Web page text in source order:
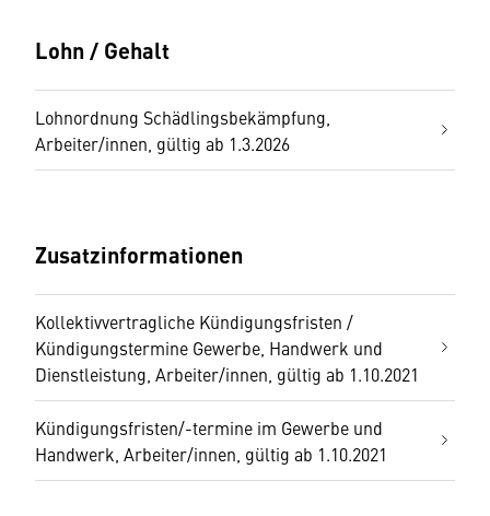
Lohn / Gehalt
Lohnordnung Schädlingsbekämpfung,
Arbeiter/innen, gültig ab 1.3.2026
Zusatzinformationen
Kollektivvertragliche Kündigungsfristen /
Kündigungstermine Gewerbe, Handwerk und
Dienstleistung, Arbeiter/innen, gültig ab 1.10.2021
Kündigungsfristen/-termine im Gewerbe und
Handwerk, Arbeiter/innen, gültig ab 1.10.2021